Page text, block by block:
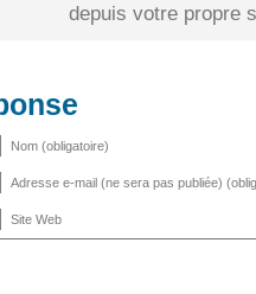
depuis votre propre
Nom (obligatoire)
Adresse e-mail (ne sera pas publiée)
Site Web